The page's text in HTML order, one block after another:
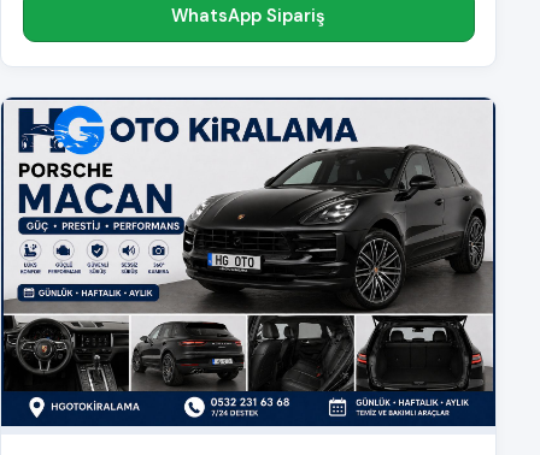
WhatsApp Sipariş